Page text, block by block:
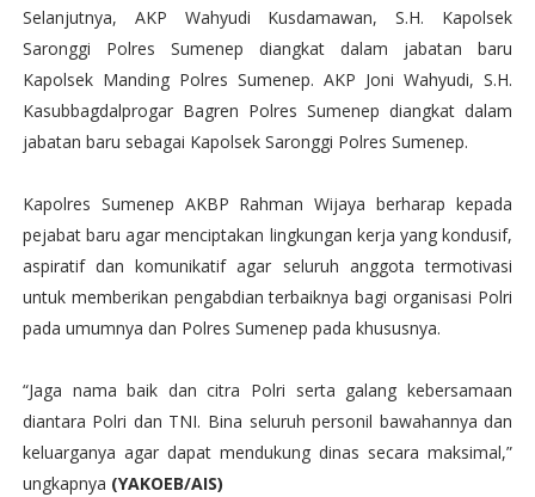
Selanjutnya, AKP Wahyudi Kusdamawan, S.H. Kapolsek
Saronggi Polres Sumenep diangkat dalam jabatan baru
Kapolsek Manding Polres Sumenep. AKP Joni Wahyudi, S.H.
Kasubbagdalprogar Bagren Polres Sumenep diangkat dalam
jabatan baru sebagai Kapolsek Saronggi Polres Sumenep.
Kapolres Sumenep AKBP Rahman Wijaya berharap kepada
pejabat baru agar menciptakan lingkungan kerja yang kondusif,
aspiratif dan komunikatif agar seluruh anggota termotivasi
untuk memberikan pengabdian terbaiknya bagi organisasi Polri
pada umumnya dan Polres Sumenep pada khususnya.
“Jaga nama baik dan citra Polri serta galang kebersamaan
diantara Polri dan TNI. Bina seluruh personil bawahannya dan
keluarganya agar dapat mendukung dinas secara maksimal,”
ungkapnya (YAKOEB/AIS)